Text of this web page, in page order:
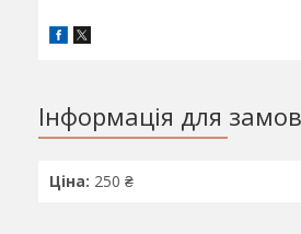
Інформація для
Ціна: 250 ₴